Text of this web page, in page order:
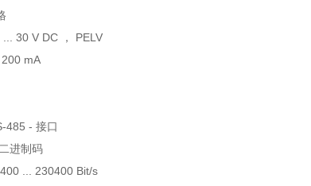
30 V DC ， PELV
mA
485 - 接口
进制码
... 230400 Bit/s